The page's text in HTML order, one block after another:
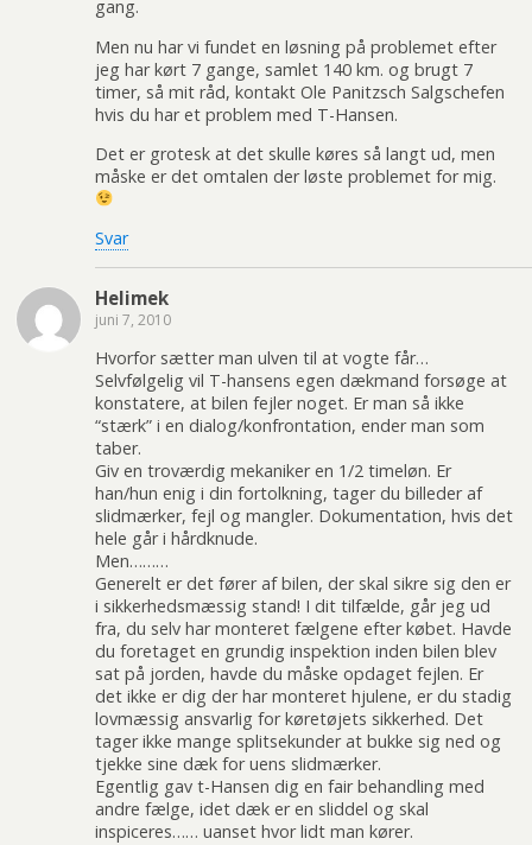
gang.
Men nu har vi fundet en løsning på problemet efter
jeg har kørt 7 gange, samlet 140 km. og brugt 7
timer, så mit råd, kontakt Ole Panitzsch Salgschefen
hvis du har et problem med T-Hansen.
Det er grotesk at det skulle køres så langt ud, men
måske er det omtalen der løste problemet for mig.
Svar
Helimek
juni 7, 2010
Hvorfor sætter man ulven til at vogte får…
Selvfølgelig vil T-hansens egen dækmand forsøge at
konstatere, at bilen fejler noget. Er man så ikke
“stærk” i en dialog/konfrontation, ender man som
taber.
Giv en troværdig mekaniker en 1/2 timeløn. Er
han/hun enig i din fortolkning, tager du billeder af
slidmærker, fejl og mangler. Dokumentation, hvis det
hele går i hårdknude.
Men………
Generelt er det fører af bilen, der skal sikre sig den er
i sikkerhedsmæssig stand! I dit tilfælde, går jeg ud
fra, du selv har monteret fælgene efter købet. Havde
du foretaget en grundig inspektion inden bilen blev
sat på jorden, havde du måske opdaget fejlen. Er
det ikke er dig der har monteret hjulene, er du stadig
lovmæssig ansvarlig for køretøjets sikkerhed. Det
tager ikke mange splitsekunder at bukke sig ned og
tjekke sine dæk for uens slidmærker.
Egentlig gav t-Hansen dig en fair behandling med
andre fælge, idet dæk er en sliddel og skal
inspiceres…… uanset hvor lidt man kører.